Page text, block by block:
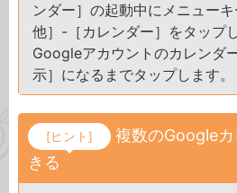
ンダー］の起動中にメニュー
他］-［カレンダー］をタップ
Googleアカウントのカレンダ
示］になるまでタップします。
[ヒント]
複数のGoogle
きる